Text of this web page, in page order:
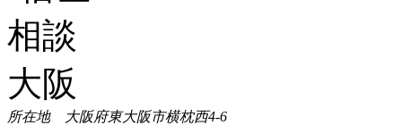
所在地 大阪府東大阪市横枕西4-6